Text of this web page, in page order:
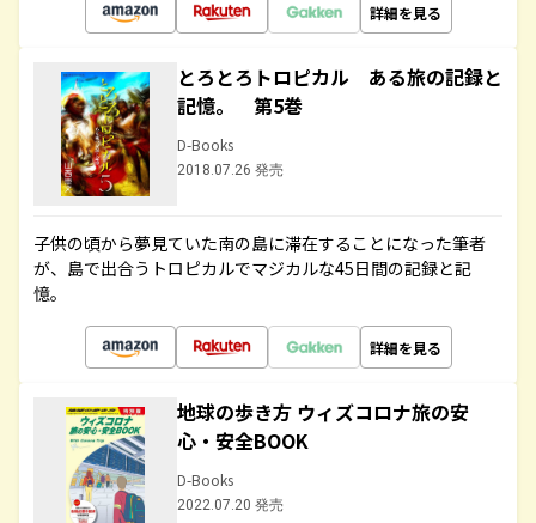
詳細を見る
とろとろトロピカル ある旅の記録と
記憶。 第5巻
D-Books
2018.07.26 発売
子供の頃から夢見ていた南の島に滞在することになった筆者
が、島で出合うトロピカルでマジカルな45日間の記録と記
憶。
詳細を見る
地球の歩き方 ウィズコロナ旅の安
心・安全BOOK
D-Books
2022.07.20 発売